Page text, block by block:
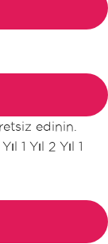
edinin.
1 Yıl 2 Yıl 1